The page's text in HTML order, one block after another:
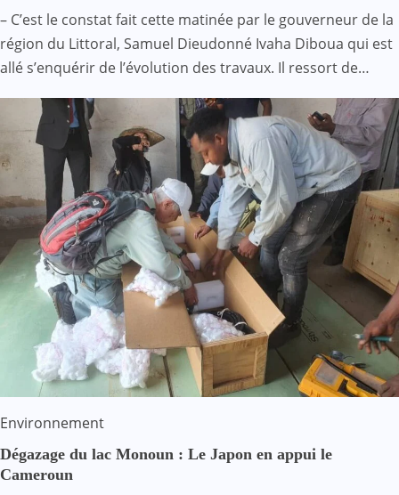
– C’est le constat fait cette matinée par le gouverneur de la
région du Littoral, Samuel Dieudonné Ivaha Diboua qui est
allé s’enquérir de l’évolution des travaux. Il ressort de…
Environnement
Dégazage du lac Monoun : Le Japon en appui le
Cameroun